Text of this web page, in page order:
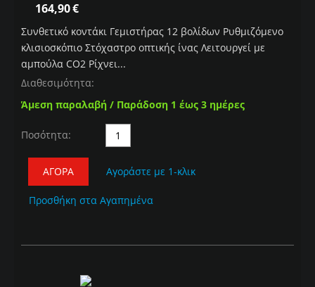
164,90€
Συνθετικό κοντάκι Γεμιστήρας 12 βολίδων Ρυθμιζόμενο
κλισιοσκόπιο Στόχαστρο οπτικής ίνας Λειτουργεί με
αμπούλα CO2 Ρίχνει...
Διαθεσιμότητα:
Άμεση παραλαβή / Παράδοση 1 έως 3 ημέρες
Ποσότητα:
ΑΓΟΡΆ Αγοράστε με 1-κλικ
Προσθήκη στα Αγαπημένα